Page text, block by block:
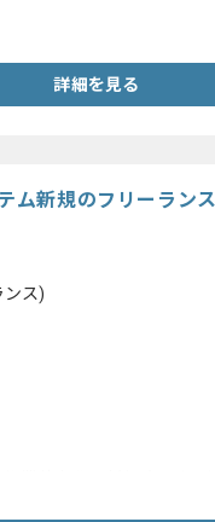
詳細を見る
ム新規のフリーラン
ス)